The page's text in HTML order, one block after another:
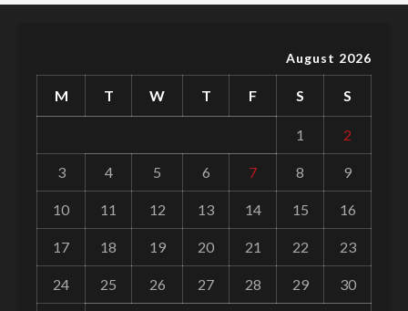
August 2026
M T W T F S S
1 2
3 4 5 6 7 8 9
10 11 12 13 14 15 16
17 18 19 20 21 22 23
24 25 26 27 28 29 30